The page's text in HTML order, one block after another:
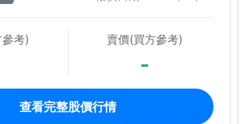
考) 賣價(買方參考)
-
查看完整股價行情